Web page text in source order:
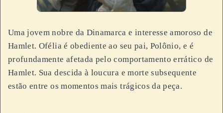
Uma jovem nobre da Dinamarca e interesse amoroso de
Hamlet. Ofélia é obediente ao seu pai, Polônio, e é
profundamente afetada pelo comportamento errático de
Hamlet. Sua descida à loucura e morte subsequente
estão entre os momentos mais trágicos da peça.